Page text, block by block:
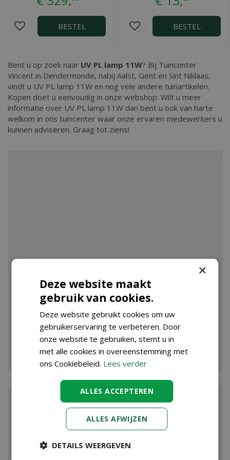
BESTEL BESTEL
Bent u op zoek naar UV PL lamp 11W? Bij Tuincenter
Vincent in Dendermonde, nabij Aalst, Gent en Sint Niklaas,
vindt u UV PL lamp 11W en nog vele andere tuinartikelen.
Kopen doet u eenvoudig in onze webshop. Wilt u meer
informatie over UV PL lamp 11W dan bent u ook van harte
welkom in ons tuincenter waar onze ervaren medewerkers u
kunnen adviseren. Graag tot ziens!
×
Deze website maakt
gebruik van cookies.
Deze website gebruikt cookies om uw
gebruikerservaring te verbeteren. Door
onze website te gebruiken, stemt u in
met alle cookies in overeenstemming met
ons Cookiebeleid. Lees verder
ALLES ACCEPTEREN
ALLES AFWIJZEN
DETAILS WEERGEVEN